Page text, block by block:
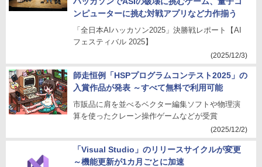
ンピューターに挑む対戦アプリなど力作揃う
「全日本AIハッカソン2025」決勝戦レポート【AI
フェスティバル 2025】
(2025/12/3)
師走恒例「HSPプログラムコンテスト2025」の
入賞作品が発表 ～すべて無料で利用可能
市販品に肩を並べるベクター編集ソフトや物理演
算を使ったクレーン操作ゲームなどが受賞
(2025/12/2)
「Visual Studio」のリリースサイクルが変更
～機能更新が1カ月ごとに加速